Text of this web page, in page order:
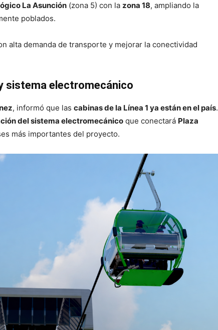
La Asunción (zona 5) con la zona 18, ampliando la
poblados.
alta demanda de transporte y mejorar la conectividad
sistema electromecánico
, informó que las cabinas de la Línea 1 ya están en el país.
del sistema electromecánico que conectará Plaza
más importantes del proyecto.